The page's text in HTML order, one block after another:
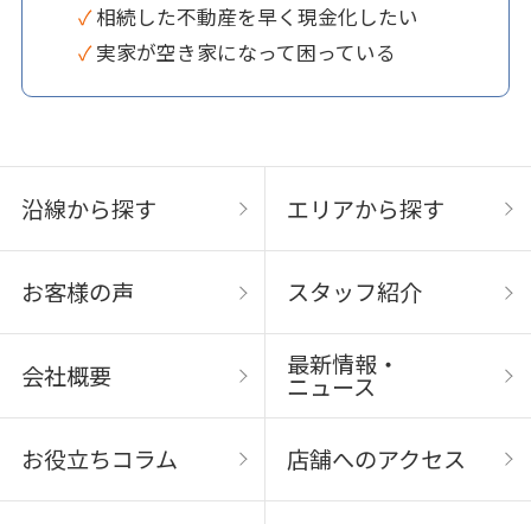
✓ 相続した不動産を早く現金化したい
✓ 実家が空き家になって困っている
沿線から探す エリアから探す
お客様の声 スタッフ紹介
会社概要 最新情報・
ニュース
お役立ちコラム 店舗へのアクセス